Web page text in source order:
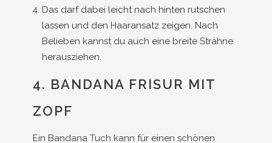
Das darf dabei leicht nach hinten rutschen
lassen und den Haaransatz zeigen. Nach
Belieben kannst du auch eine breite Strähne
herausziehen.
4. BANDANA FRISUR MIT
ZOPF
Ein Bandana Tuch kann für einen schönen